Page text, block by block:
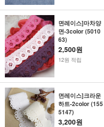
면레이스]마차양
면-3color (5010
63)
2,500원
12원 적립
면레이스]크라운
하트-2color (155
5147)
3,200원